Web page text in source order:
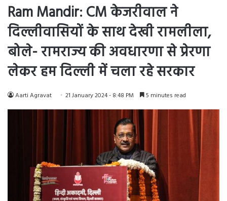
Ram Mandir: CM केजरीवाल ने
दिल्लीवासियों के साथ देखी रामलीला,
बोले- रामराज्य की अवधारणा से प्रेरणा
लेकर हम दिल्ली में चला रहे सरकार
Aarti Agravat 21 January 2024 - 8:48 PM 5 minutes read